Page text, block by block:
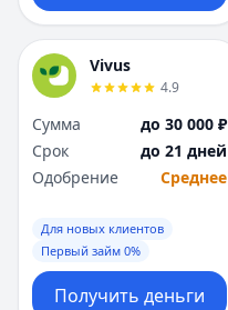
Vivus
4.9
Сумма
до 30 000 ₽
Срок
до 21 дней
Одобрение
Среднее
Для новых клиентов
Первый займ 0%
Получить деньги